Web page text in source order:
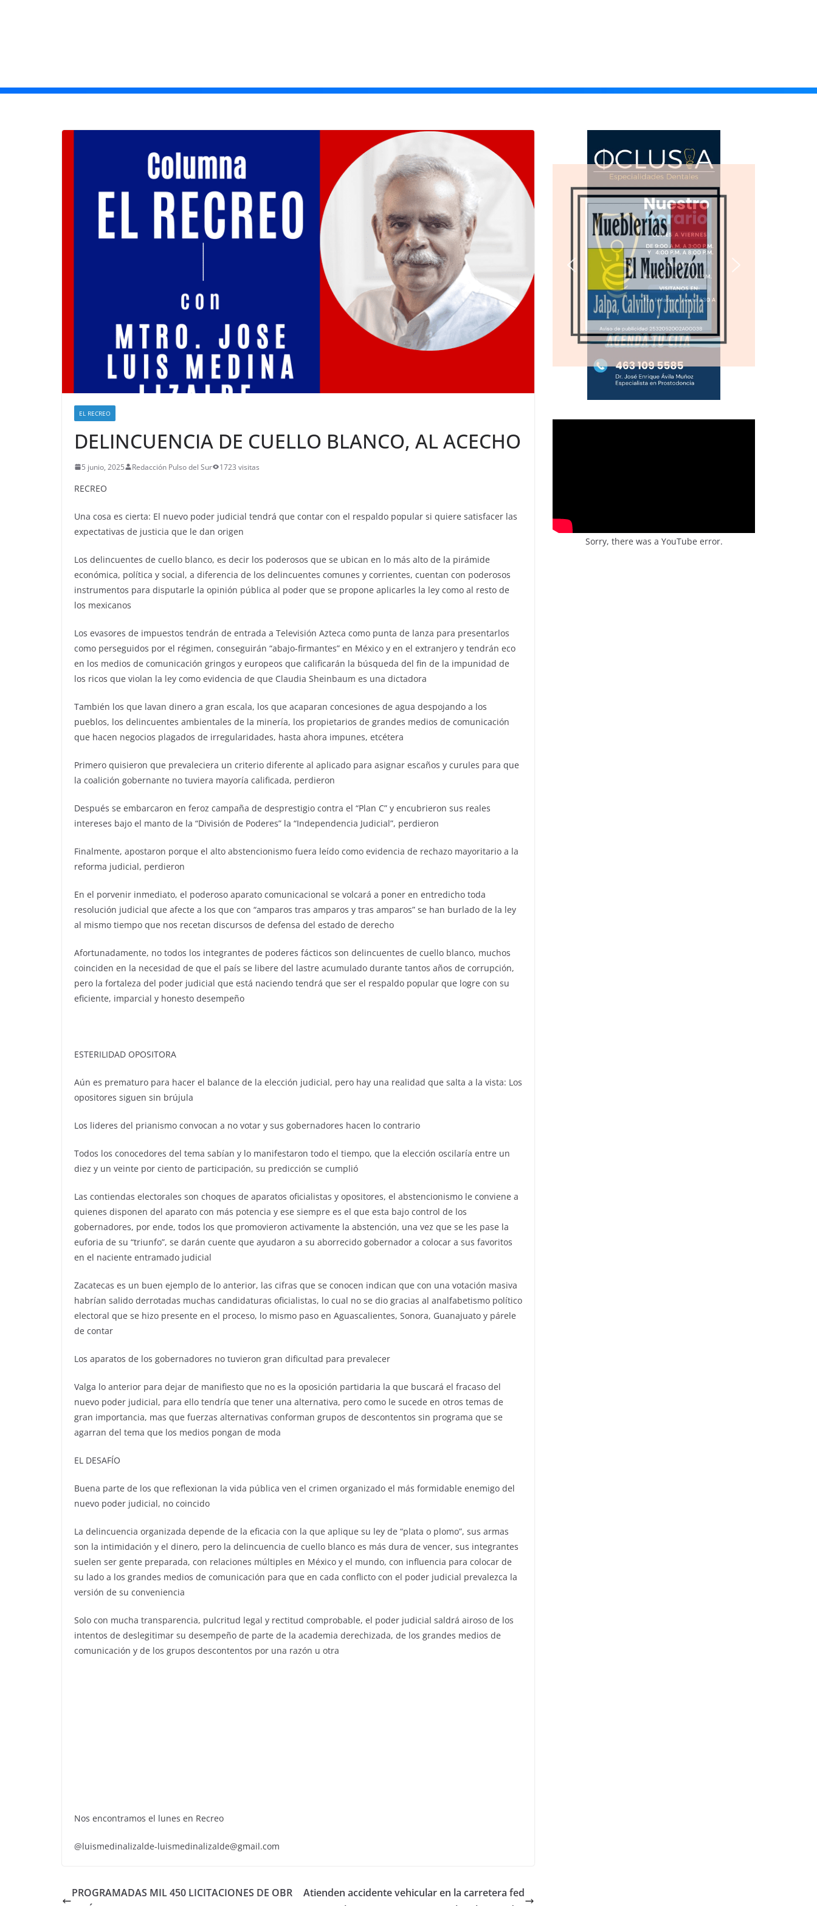
EL RECREO
DELINCUENCIA DE CUELLO BLANCO, AL ACECHO
5 junio, 2025 Redacción Pulso del Sur 1723 visitas
RECREO
Una cosa es cierta: El nuevo poder judicial tendrá que contar con el respaldo popular si quiere satisfacer las
expectativas de justicia que le dan origen
Los delincuentes de cuello blanco, es decir los poderosos que se ubican en lo más alto de la pirámide
económica, política y social, a diferencia de los delincuentes comunes y corrientes, cuentan con poderosos
instrumentos para disputarle la opinión pública al poder que se propone aplicarles la ley como al resto de
los mexicanos
Los evasores de impuestos tendrán de entrada a Televisión Azteca como punta de lanza para presentarlos
como perseguidos por el régimen, conseguirán “abajo-firmantes” en México y en el extranjero y tendrán eco
en los medios de comunicación gringos y europeos que calificarán la búsqueda del fin de la impunidad de
los ricos que violan la ley como evidencia de que Claudia Sheinbaum es una dictadora
También los que lavan dinero a gran escala, los que acaparan concesiones de agua despojando a los
pueblos, los delincuentes ambientales de la minería, los propietarios de grandes medios de comunicación
que hacen negocios plagados de irregularidades, hasta ahora impunes, etcétera
Primero quisieron que prevaleciera un criterio diferente al aplicado para asignar escaños y curules para que
la coalición gobernante no tuviera mayoría calificada, perdieron
Después se embarcaron en feroz campaña de desprestigio contra el “Plan C” y encubrieron sus reales
intereses bajo el manto de la “División de Poderes” la “Independencia Judicial”, perdieron
Finalmente, apostaron porque el alto abstencionismo fuera leído como evidencia de rechazo mayoritario a la
reforma judicial, perdieron
En el porvenir inmediato, el poderoso aparato comunicacional se volcará a poner en entredicho toda
resolución judicial que afecte a los que con “amparos tras amparos y tras amparos” se han burlado de la ley
al mismo tiempo que nos recetan discursos de defensa del estado de derecho
Afortunadamente, no todos los integrantes de poderes fácticos son delincuentes de cuello blanco, muchos
coinciden en la necesidad de que el país se libere del lastre acumulado durante tantos años de corrupción,
pero la fortaleza del poder judicial que está naciendo tendrá que ser el respaldo popular que logre con su
eficiente, imparcial y honesto desempeño
ESTERILIDAD OPOSITORA
Aún es prematuro para hacer el balance de la elección judicial, pero hay una realidad que salta a la vista: Los
opositores siguen sin brújula
Los lideres del prianismo convocan a no votar y sus gobernadores hacen lo contrario
Todos los conocedores del tema sabían y lo manifestaron todo el tiempo, que la elección oscilaría entre un
diez y un veinte por ciento de participación, su predicción se cumplió
Las contiendas electorales son choques de aparatos oficialistas y opositores, el abstencionismo le conviene a
quienes disponen del aparato con más potencia y ese siempre es el que esta bajo control de los
gobernadores, por ende, todos los que promovieron activamente la abstención, una vez que se les pase la
euforia de su “triunfo”, se darán cuente que ayudaron a su aborrecido gobernador a colocar a sus favoritos
en el naciente entramado judicial
Zacatecas es un buen ejemplo de lo anterior, las cifras que se conocen indican que con una votación masiva
habrían salido derrotadas muchas candidaturas oficialistas, lo cual no se dio gracias al analfabetismo político
electoral que se hizo presente en el proceso, lo mismo paso en Aguascalientes, Sonora, Guanajuato y párele
de contar
Los aparatos de los gobernadores no tuvieron gran dificultad para prevalecer
Valga lo anterior para dejar de manifiesto que no es la oposición partidaria la que buscará el fracaso del
nuevo poder judicial, para ello tendría que tener una alternativa, pero como le sucede en otros temas de
gran importancia, mas que fuerzas alternativas conforman grupos de descontentos sin programa que se
agarran del tema que los medios pongan de moda
EL DESAFÍO
Buena parte de los que reflexionan la vida pública ven el crimen organizado el más formidable enemigo del
nuevo poder judicial, no coincido
La delincuencia organizada depende de la eficacia con la que aplique su ley de “plata o plomo”, sus armas
son la intimidación y el dinero, pero la delincuencia de cuello blanco es más dura de vencer, sus integrantes
suelen ser gente preparada, con relaciones múltiples en México y el mundo, con influencia para colocar de
su lado a los grandes medios de comunicación para que en cada conflicto con el poder judicial prevalezca la
versión de su conveniencia
Solo con mucha transparencia, pulcritud legal y rectitud comprobable, el poder judicial saldrá airoso de los
intentos de deslegitimar su desempeño de parte de la academia derechizada, de los grandes medios de
comunicación y de los grupos descontentos por una razón u otra
Nos encontramos el lunes en Recreo
@luismedinalizalde-luismedinalizalde@gmail.com
PROGRAMADAS MIL 450 LICITACIONES DE OBR
Atienden accidente vehicular en la carretera fed
Sorry, there was a YouTube error.